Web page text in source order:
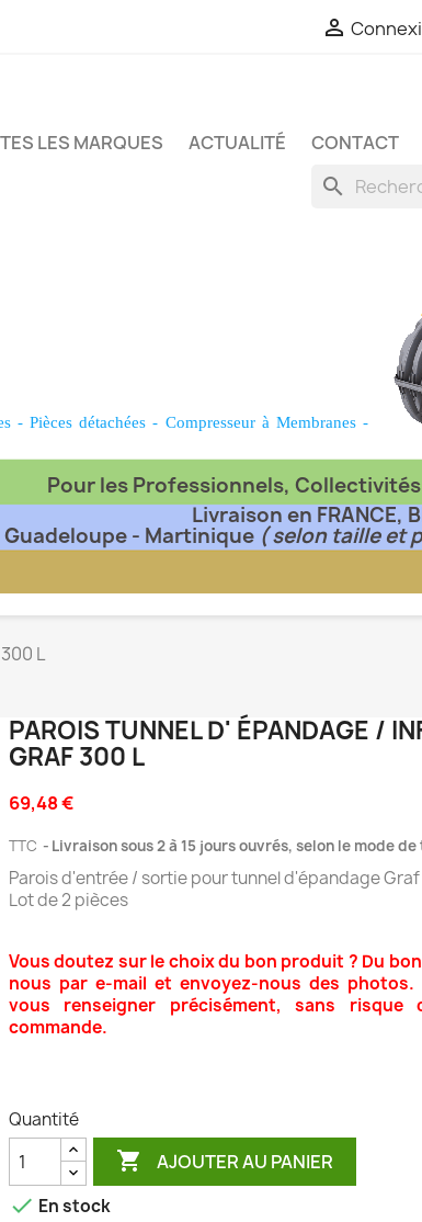

LES MARQUES ACTUALITÉ CONTACT
search
-Pièces détachées - Compresseur à Membranes-
Pour les Professionnels,
Livraison en FRANCE,
Guadeloupe - Martinique ( selon taille et
L
PAROIS TUNNEL D' ÉPANDAGE /
GRAF 300 L
69,48 €
TTC Livraison sous 2 à 15 jours ouvrés, selon le mode
Parois d'entrée / sortie pour tunnel d'épandage
Lot de 2 pièces
Vous doutez sur le choix du bon produit ? Du
nous par e-mail et envoyez-nous des
vous renseigner précisément, sans risque
commande.
Quantité
 AJOUTER AU PANIER
 En stock